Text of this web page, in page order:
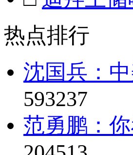
热点排行
沈国兵：
593237
范勇鹏：